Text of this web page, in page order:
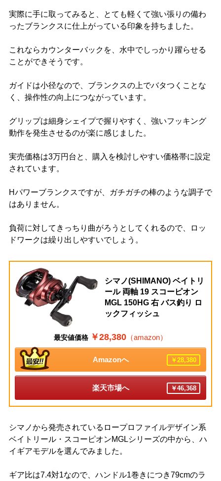
実際に手に取ってみると、とても軽くて強い張りの備わ
ったブランクスに仕上がっている印象を持ちました。
これならカウンターバックを、水中でしっかり躍らせる
ことができそうです。
ガイドは小径なので、ブランクスの上でバタつくことな
く、操作性の向上につながっています。
グリップは細身シェイプで握りやすく、強いフッキング
動作を発生させるのが楽に感じました。
実売価格は3万円台と、購入を検討しやすい価格帯に設定
されています。
Hパワーブランクスですが、ガチガチの棒のような調子で
はありません。
負荷に対してきっちり曲がろうとしてくれるので、ロッ
ドワークは繰り出しやすいでしょう。
シマノ(SHIMANO) ベイトリ
ール 両軸 19 スコーピオン
MGL 150HG 右 バス釣り ロ
ックフィッシュ
最安値価格 ￥28,380 （amazon）
Amazonへ ￥28,380
楽天市場へ ￥46,368
シマノから発売されているロープロファイルデザイン系
ベイトリール・スコーピオンMGLシリーズの中から、ハ
イギアモデルを選んでみました。
ギア比は7.4対1なので、ハンドル1巻きにつき79cmのラ